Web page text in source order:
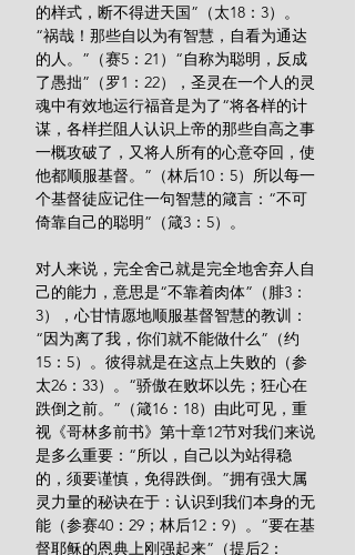
的样式，断不得进天国”（太18：3）。
“祸哉！那些自以为有智慧，自看为通达
的人。”（赛5：21）“自称为聪明，反成
了愚拙”（罗1：22），圣灵在一个人的灵
魂中有效地运行福音是为了“将各样的计
谋，各样拦阻人认识上帝的那些自高之事
一概攻破了，又将人所有的心意夺回，使
他都顺服基督。”（林后10：5）所以每一
个基督徒应记住一句智慧的箴言：“不可
倚靠自己的聪明”（箴3：5）。
对人来说，完全舍己就是完全地舍弃人自
己的能力，意思是“不靠着肉体”（腓3：
3），心甘情愿地顺服基督智慧的教训：
“因为离了我，你们就不能做什么”（约
15：5）。彼得就是在这点上失败的（参
太26：33）。“骄傲在败坏以先；狂心在
跌倒之前。”（箴16：18）由此可见，重
视《哥林多前书》第十章12节对我们来说
是多么重要：“所以，自己以为站得稳
的，须要谨慎，免得跌倒。”拥有强大属
灵力量的秘诀在于：认识到我们本身的无
能（参赛40：29；林后12：9）。“要在基
督耶稣的恩典上刚强起来”（提后2：